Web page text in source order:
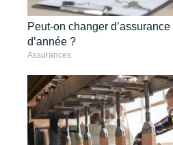
Peut-on changer
d’année ?
Assurances